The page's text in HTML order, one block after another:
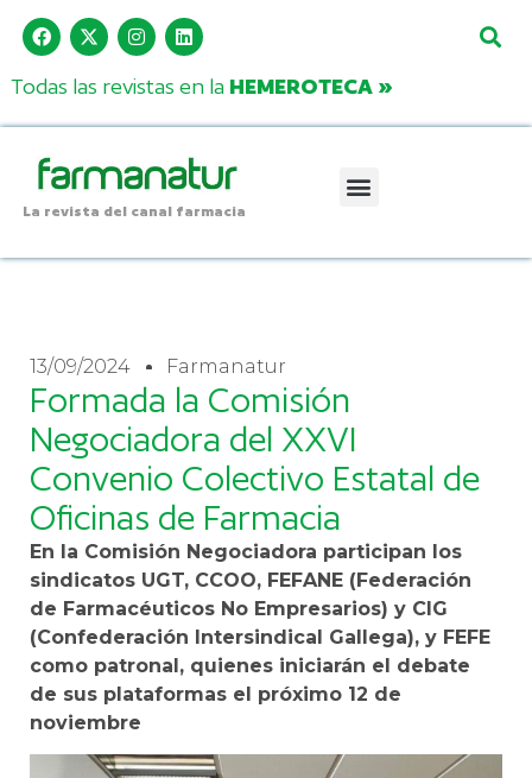
Todas las revistas en la HEMEROTECA »
La revista del canal farmacia
13/09/2024 Farmanatur
Formada la Comisión
Negociadora del XXVI
Convenio Colectivo Estatal de
Oficinas de Farmacia
En la Comisión Negociadora participan los
sindicatos UGT, CCOO, FEFANE (Federación
de Farmacéuticos No Empresarios) y CIG
(Confederación Intersindical Gallega), y FEFE
como patronal, quienes iniciarán el debate
de sus plataformas el próximo 12 de
noviembre